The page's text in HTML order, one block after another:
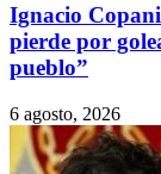
Ignacio
pierde por
pueblo”
6 agosto, 2026